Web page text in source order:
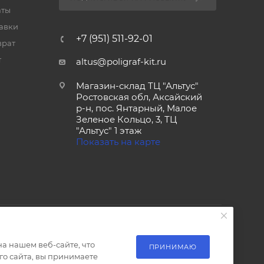
+7 (951) 511-92-01
altus@poligraf-kit.ru
Магазин-склад ТЦ "Альтус"
Ростовская обл, Аксайский
р-н, пос. Янтарный, Малое
Зеленое Кольцо, 3, ТЦ
"Альтус" 1 этаж
Показать на карте
нашем веб-сайте, что
сайта, вы принимаете
ПРИНИМАЮ